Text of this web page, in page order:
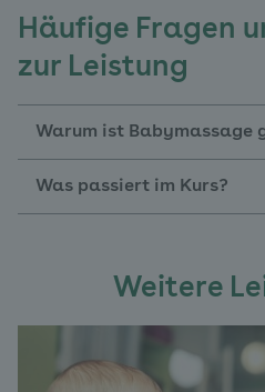
Häufige Fragen
zur Leistung
Warum ist Babymassage
Was passiert im Kurs?
Weitere